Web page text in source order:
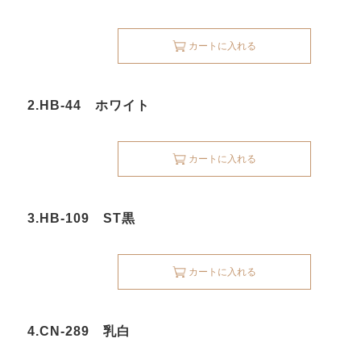
カートに入れる
2.HB-44 ホワイト
カートに入れる
3.HB-109 ST黒
カートに入れる
4.CN-289 乳白